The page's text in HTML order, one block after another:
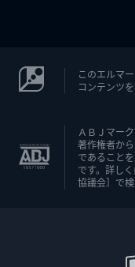
このエルマ
コンテンツ
ＡＢＪマー
著作権者か
であること
です。詳し
協議会］で検